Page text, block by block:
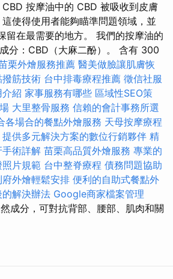
按摩油中的 CBD 被吸收到皮膚
使得使用者能夠瞄準問題領域，並
留在最需要的地方。 我們的按摩油的
分：CBD（大麻二酚）。 含有 300
栗外燴服務推薦 醫美做臉讓肌膚恢
筋技術 台中排毒療程推薦 徵信社服
紹 家事服務有哪些 區域性SEO策
大里整骨服務 信賴的會計事務所選
各場合的餐點外燴服務 天母按摩療程
提供多元解決方案的數位行銷夥伴 精
手術詳解 苗栗高品質外燴服務 專業的
片規範 台中整脊療程 債務問題協助
府外燴輕鬆安排 便利的自助式餐點外
解決辦法 Google商家檔案管理
成分，可對抗背部、腰部、肌肉和關